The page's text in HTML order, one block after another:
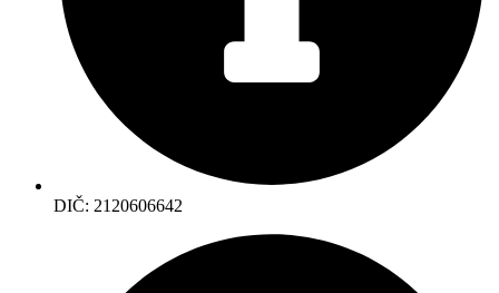
DIČ: 2120606642